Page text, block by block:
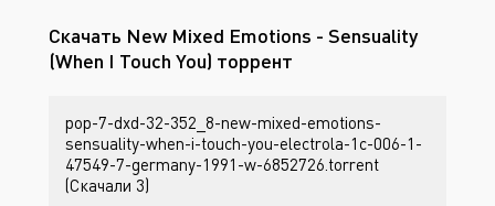
Скачать New Mixed Emotions - Sensuality
(When I Touch You) торрент
pop-7-dxd-32-352_8-new-mixed-emotions-
sensuality-when-i-touch-you-electrola-1c-006-1-
47549-7-germany-1991-w-6852726.torrent
(Скачали 3)